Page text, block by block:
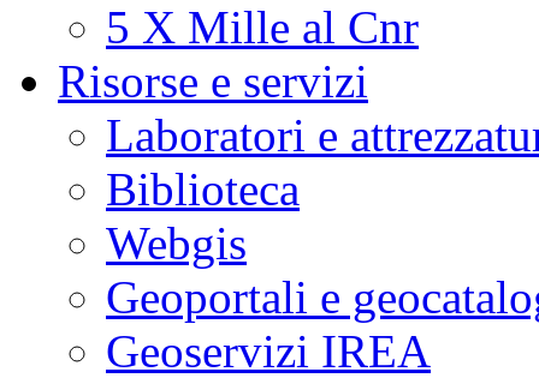
5 X Mille al Cnr
Risorse e servizi
Laboratori e
Biblioteca
Webgis
Geoportali e
Geoservizi IREA